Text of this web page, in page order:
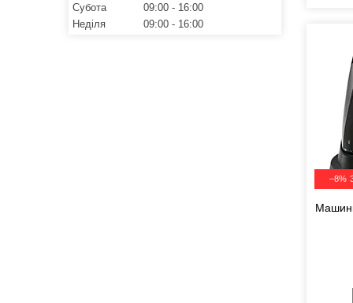
–8%
Субота
09:00
16:00
Неділя
09:00 16:00